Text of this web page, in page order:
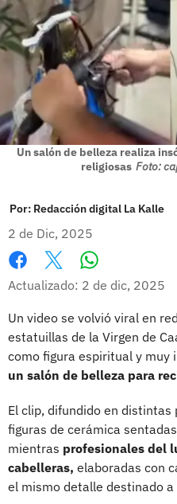
Un salón de belleza realiza
religiosas Foto:
Por: Redacción digital La Kalle
2 de Dic, 2025
Facebook
X
Actualizado: 2 de dic, 2025
Un video se volvió viral en
estatuillas de la Virgen de
como figura espiritual y muy
un salón de belleza para
El clip, difundido en
figuras de cerámica
mientras profesionales del
cabelleras, elaboradas con
el mismo detalle destinado